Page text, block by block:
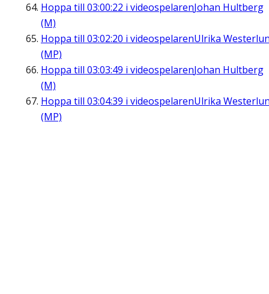
Hoppa till 03:00:22 i videospelarenJohan Hultberg
(M)
Hoppa till 03:02:20 i videospelarenUlrika
(MP)
Hoppa till 03:03:49 i videospelarenJohan Hultberg
(M)
Hoppa till 03:04:39 i videospelarenUlrika
(MP)